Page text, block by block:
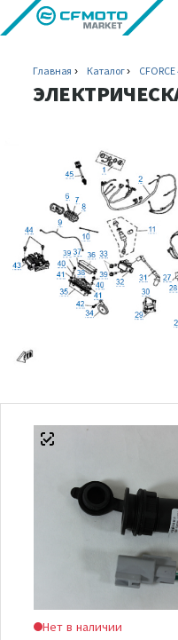
Главная Каталог
Нет в наличии